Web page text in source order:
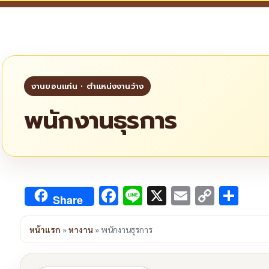
พนักงานธุรการ
Share Facebook
Line
X Email
Copy
Link
หน้าแรก »หางาน » พนักงานธุรการ